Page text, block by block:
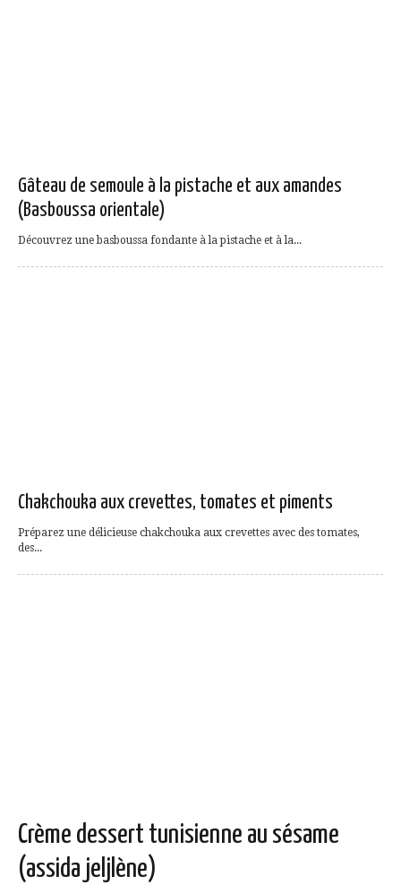
Gâteau de semoule à la pistache et aux amandes
(Basboussa orientale)
Découvrez une basboussa fondante à la pistache et à la...
Chakchouka aux crevettes, tomates et piments
Préparez une délicieuse chakchouka aux crevettes avec des tomates,
des...
Crème dessert tunisienne au sésame
(assida jeljlène)